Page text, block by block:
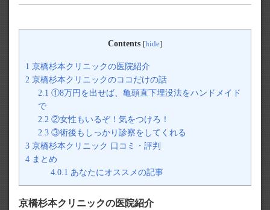
Contents [hide]
1 京橋杉本クリニックの医院紹介
2 京橋杉本クリニックのココだけの話
2.1 ①8万円を出せば、亀頭直下埋没法をハンドメイド
で
2.2 ②女性もいるぞ！気をつけろ！
2.3 ③術後もしっかり診察をしてくれる
3 京橋杉本クリニック 口コミ・評判
4 まとめ
4.0.1 あなたにオススメの記事
京橋杉本クリニックの医院紹介